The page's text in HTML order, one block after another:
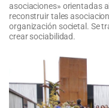
asociaciones» orientadas
reconstruir tales
organización societal. Se
crear sociabilidad.